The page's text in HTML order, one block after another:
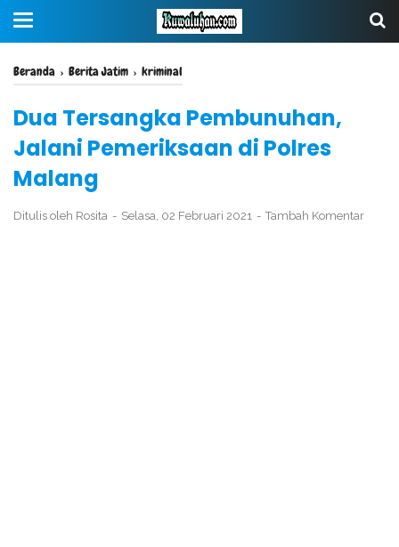
Beranda › Berita Jatim › kriminal
Dua Tersangka Pembunuhan,
Jalani Pemeriksaan di Polres
Malang
Ditulis oleh Rosita Selasa, 02 Februari 2021 Tambah Komentar